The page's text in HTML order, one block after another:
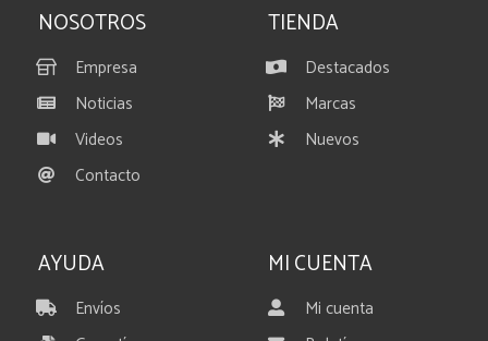
NOSOTROS
Empresa
Noticias
Videos
Contacto
TIENDA
Destacados
Marcas
Nuevos
AYUDA
Envíos
MI CUENTA
Mi cuenta